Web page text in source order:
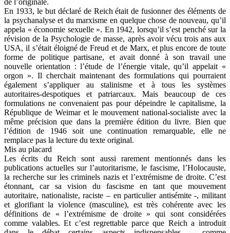
de l’originale.
En 1933, le but déclaré de Reich était de fusionner des éléments de
la psychanalyse et du marxisme en quelque chose de nouveau, qu’il
appela « économie sexuelle ». En 1942, lorsqu’il s’est penché sur la
révision de la Psychologie de masse, après avoir vécu trois ans aux
USA, il s’était éloigné de Freud et de Marx, et plus encore de toute
forme de politique partisane, et avait donné à son travail une
nouvelle orientation : l’étude de l’énergie vitale, qu’il appelait «
orgon ». Il cherchait maintenant des formulations qui pourraient
également s’appliquer au stalinisme et à tous les systèmes
autoritaires-despotiques et patriarcaux. Mais beaucoup de ces
formulations ne convenaient pas pour dépeindre le capitalisme, la
République de Weimar et le mouvement national-socialiste avec la
même précision que dans la première édition du livre. Bien que
l’édition de 1946 soit une continuation remarquable, elle ne
remplace pas la lecture du texte original.
Mis au placard
Les écrits du Reich sont aussi rarement mentionnés dans les
publications actuelles sur l’autoritarisme, le fascisme, l’Holocauste,
la recherche sur les criminels nazis et l’extrémisme de droite. C’est
étonnant, car sa vision du fascisme en tant que mouvement
autoritaire, nationaliste, raciste – en particulier antisémite -, militant
et glorifiant la violence (masculine), est très cohérente avec les
définitions de « l’extrémisme de droite » qui sont considérées
comme valables. Et c’est regrettable parce que Reich a introduit